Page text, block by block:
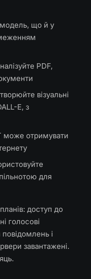
що й у
PDF,
візуальні
E, з
може отримувати
для
доступ до
голосові
і
завантажені.